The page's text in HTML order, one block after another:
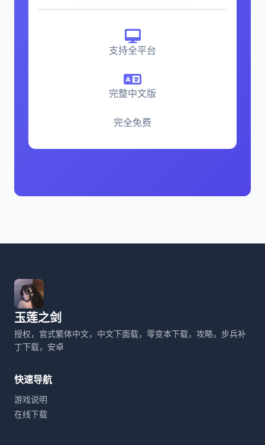
支持全平台
完整中文版
完全免费
玉莲之剑
授权，官式繁体中文，中文下面载，零变本下载，攻略，步兵补
丁下载，安卓
快速导航
游戏说明
在线下载